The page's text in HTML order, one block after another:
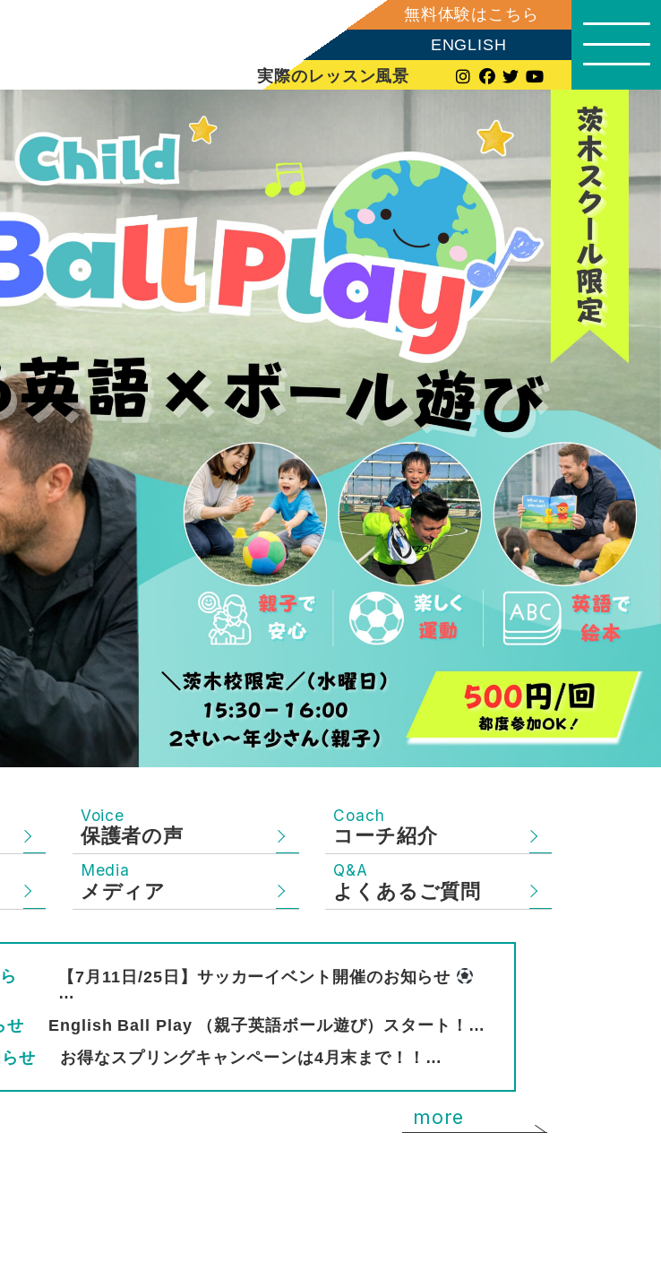
無料体験はこちら
ENGLISH
実際のレッスン風景
Voice
保護者の声
Coach
コーチ紹介
Media
メディア
Q&A
よくあるご質問
【7月11日/25日】サッカーイベント開催のお知らせ
…
せ English Ball Play （親子英語ボール遊び）スタート！…
せ お得なスプリングキャンペーンは4月末まで！！…
more